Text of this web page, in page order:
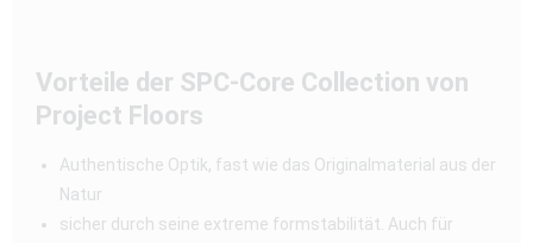
Vorteile der SPC-Core Collection von
Project Floors
Authentische Optik, fast wie das Originalmaterial aus der
Natur
sicher durch seine extreme formstabilität. Auch für